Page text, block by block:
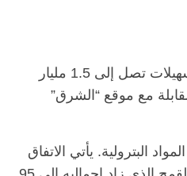
وقَّعت مصر اتفاقاً مع “المؤسسة الدولية الإسلامية” لتمويل التجارة لتقديم تسهيلات تصل إلى 1.5 مليار
في مقابلة مع موقع “الشرق”
البترولية. يأتي الاتفاق